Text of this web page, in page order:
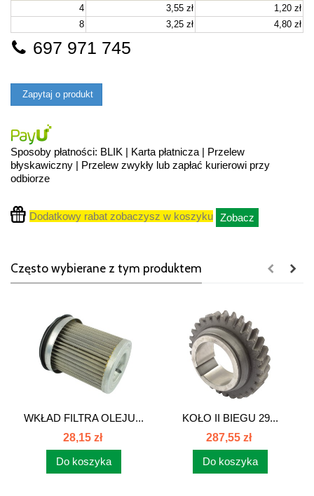
4
3,55 zł
1,20 zł
8
3,25 zł 4,80 zł
697 971 745
Zapytaj o produkt
Sposoby płatności: BLIK | Karta płatnicza | Przelew
błyskawiczny | Przelew zwykły lub zapłać kurierowi przy
odbiorze
Dodatkowy rabat zobaczysz w koszyku Zobacz
Często wybierane z tym produktem
WKŁAD FILTRA OLEJU...
28,15 zł
Do koszyka
KOŁO II BIEGU 29...
287,55 zł
Do koszyka